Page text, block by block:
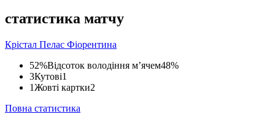
статистика матчу
Крістал Пелас Фіорентина
52%Відсоток володіння м’ячем48%
3Кутові1
1Жовті картки2
Повна статистика